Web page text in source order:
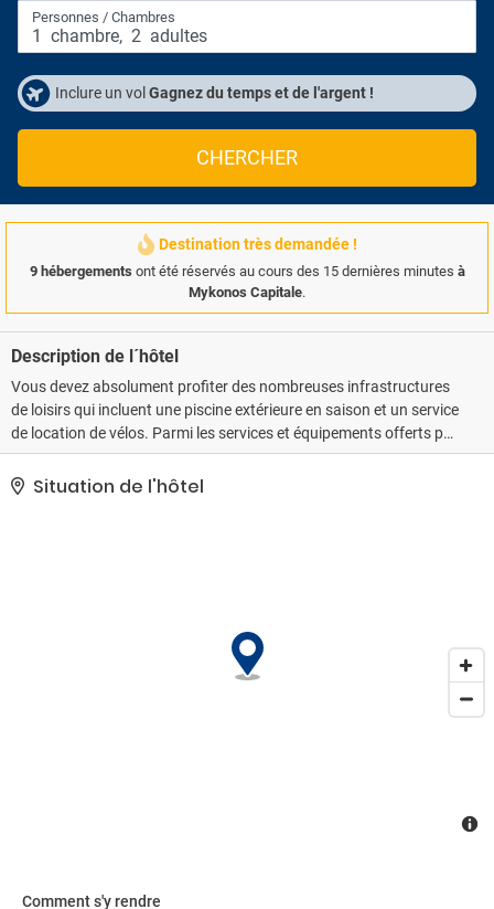
Personnes / Chambres
1 chambre, 2 adultes
Inclure un vol Gagnez du temps et de l'argent !
CHERCHER
Destination très demandée !
9 hébergements ont été réservés au cours des 15 dernières minutes à
Mykonos Capitale.
Description de l´hôtel
Vous devez absolument profiter des nombreuses infrastructures
de loisirs qui incluent une piscine extérieure en saison et un service
de location de vélos. Parmi les services et équipements offerts par
cet hôtel vous trouvez également l'accès Wi-Fi à Internet gratuit et
un service de conciergerie.. Les équipements et services proposés
Situation de l'hôtel
Comment s'y rendre